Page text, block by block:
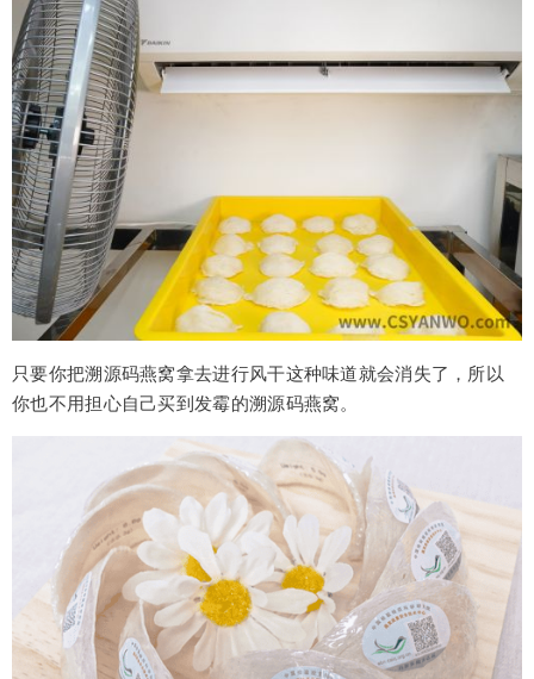
只要你把溯源码燕窝拿去进行风干这种味道就会消失了，所以
你也不用担心自己买到发霉的溯源码燕窝。